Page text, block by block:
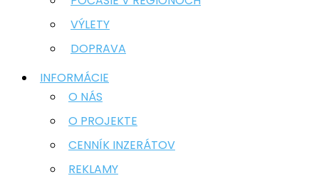
VÝLETY
DOPRAVA
INFORMÁCIE
O NÁS
O PROJEKTE
CENNÍK INZERÁTOV
REKLAMY